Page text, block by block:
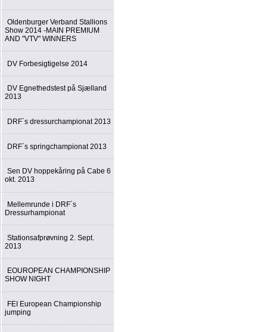
Oldenburger Verband Stallions
Show 2014 -MAIN PREMIUM
AND "VTV" WINNERS
DV Forbesigtigelse 2014
DV Egnethedstest på Sjælland
2013
DRF´s dressurchampionat 2013
DRF´s springchampionat 2013
Sen DV hoppekåring på Cabe 6
okt. 2013
Mellemrunde i DRF´s
Dressurhampionat
Stationsafprøvning 2. Sept.
2013
EOUROPEAN CHAMPIONSHIP
SHOW NIGHT
FEI European Championship
jumping